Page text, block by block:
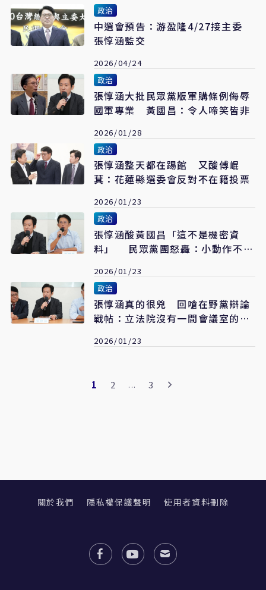
政治
中選會預告：游盈隆4/27接主委
張惇涵監交
2026/04/24
政治
張惇涵大批民眾黨版軍購條例侮辱
國軍專業 黃國昌：令人啼笑皆非
2026/01/28
政治
張惇涵整天都在踢館 又酸傅崐
萁：花蓮縣選委會反對不在籍投票
2026/01/23
政治
張惇涵酸黃國昌「這不是機密資
料」 民眾黨團怒轟：小動作不斷
2026/01/23
政治
張惇涵真的很兇 回嗆在野黨辯論
戰帖：立法院沒有一間會議室的台
2026/01/23
1 2 ... 3
關於我們 隱私權保護聲明 使用者資料刪除